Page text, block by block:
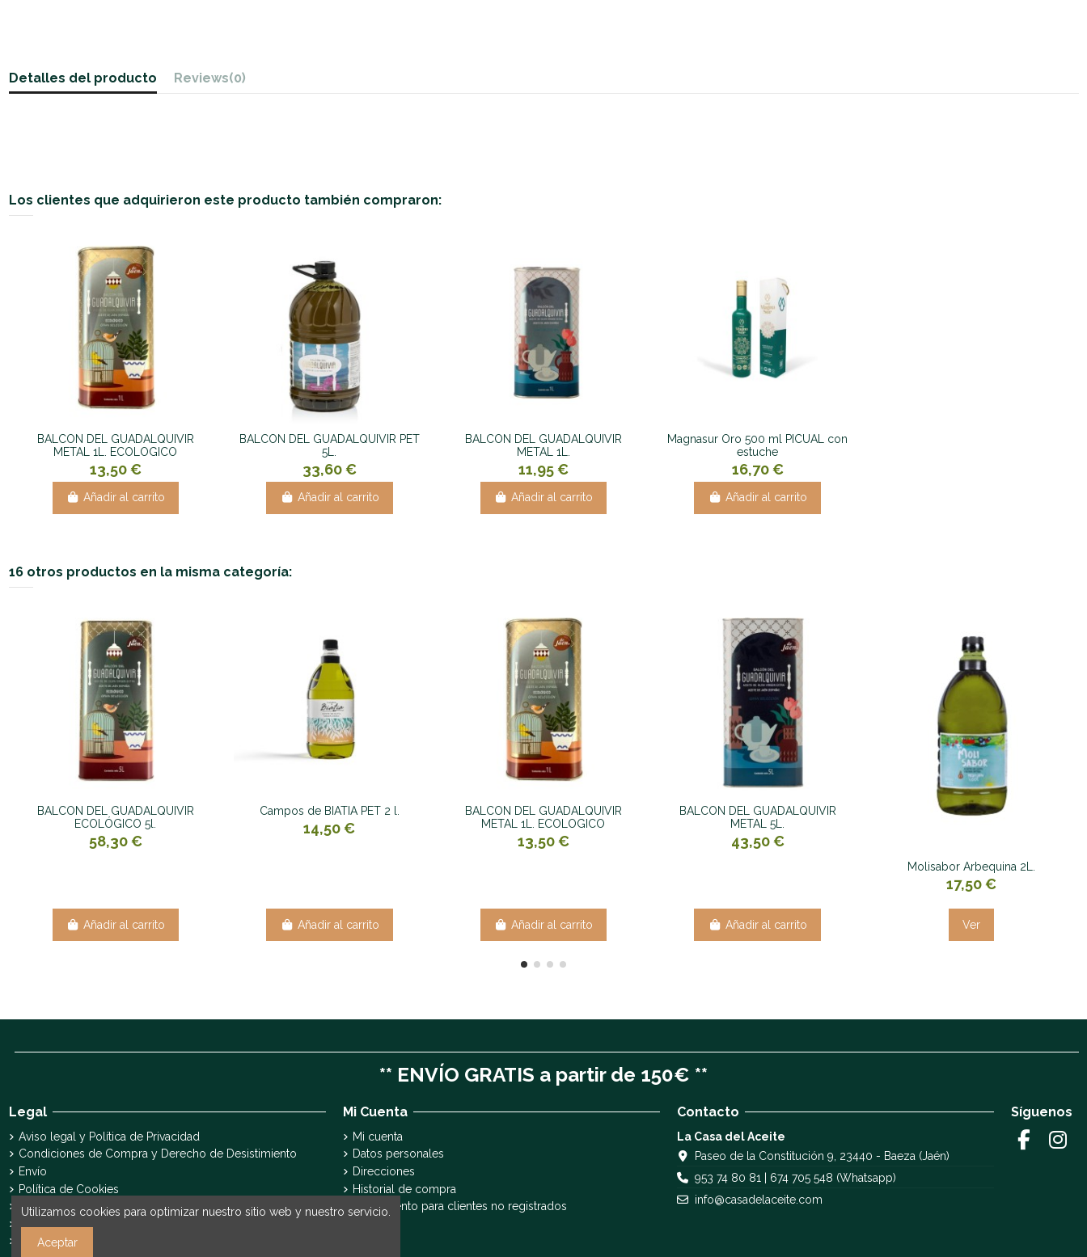
Detalles del producto Reviews(0)
Los clientes que adquirieron este producto también compraron:
BALCON DEL GUADALQUIVIR
METAL 1L. ECOLOGICO
13,50 €
Añadir al carrito
BALCON DEL GUADALQUIVIR PET
5L.
33,60 €
Añadir al carrito
BALCON DEL GUADALQUIVIR
METAL 1L.
11,95 €
Añadir al carrito
Magnasur Oro 500 ml PICUAL con
estuche
16,70 €
Añadir al carrito
16 otros productos en la misma categoría:
BALCON DEL GUADALQUIVIR
ECOLÓGICO 5l.
58,30 €
Añadir al carrito
Campos de BIATIA PET 2 l.
14,50 €
Añadir al carrito
BALCON DEL GUADALQUIVIR
METAL 1L. ECOLOGICO
13,50 €
Añadir al carrito
BALCON DEL GUADALQUIVIR
METAL 5L.
43,50 €
Añadir al carrito
Molisabor Arbequina 2L.
17,50 €
Ver
** ENVÍO GRATIS a partir de 150€ **
Legal
Aviso legal y Política de Privacidad
Condiciones de Compra y Derecho de Desistimiento
Envío
Política de Cookies
Declaración de accesibilidad
Pyme Innova
Mi Cuenta
Mi cuenta
Datos personales
Direcciones
Historial de compra
Seguimiento para clientes no registrados
Contacto
La Casa del Aceite
Paseo de la Constitución 9, 23440 - Baeza (Jaén)
953 74 80 81 | 674 705 548 (Whatsapp)
info@casadelaceite.com
Síguenos
Utilizamos cookies para optimizar nuestro sitio web y nuestro servicio.
Aceptar